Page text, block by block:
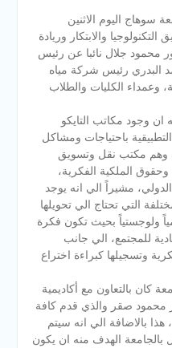
سوهاج اليوم الاثنين
التكنولوجيا والابتكار وريادة
محمود جلال نائبا عن رئيس
البدري رئيس شركة مياه
الكليات والطلاب
ان وجود مكاتب التايكو
باحتياجات ومشاكل
انها تضم 3 مكاتب وهم مكتب نقل وتسويق
وحقوق الملكية الفكرية،
مشيراً الي انه يوجد
التي تحتاج الي تحويلها
ولوجستياً بحيث تكون فكرة
للمجتمع، الي جانب
وتسجيلها كبراءة اختراع
كان بالتعاون مع أكاديمية
محمود صقر والذي قدم كافة
هذا بالاضافة الي انه سيتم
بالجامعة الهدف منه ان يكون